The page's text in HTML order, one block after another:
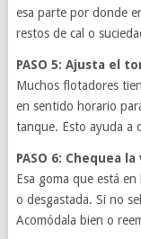
esa parte por donde
restos de cal o
PASO 5: Ajusta el
Muchos flotadores
en sentido horario
tanque. Esto ayuda a
PASO 6: Chequea
Esa goma que está
o desgastada. Si no
Acomódala bien o